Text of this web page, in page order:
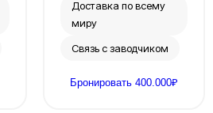
Доставка по всему
миру
Связь с заводчиком
Бронировать 400.000₽